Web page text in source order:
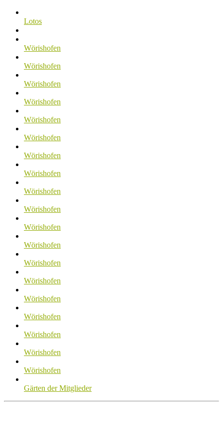
Lotos
Wörishofen
Wörishofen
Wörishofen
Wörishofen
Wörishofen
Wörishofen
Wörishofen
Wörishofen
Wörishofen
Wörishofen
Wörishofen
Wörishofen
Wörishofen
Wörishofen
Wörishofen
Wörishofen
Wörishofen
Wörishofen
Wörishofen
Gärten der Mitglieder